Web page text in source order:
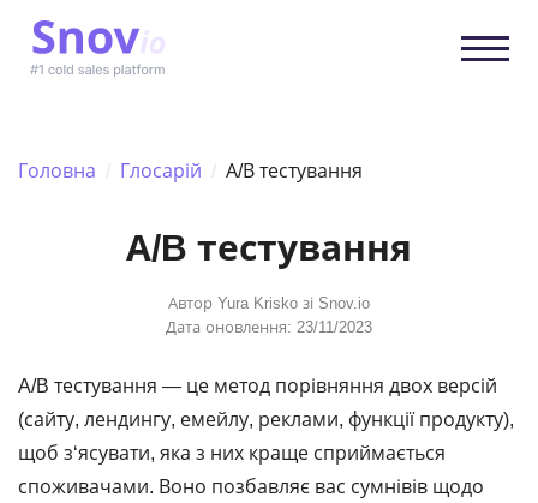
Головна / Глосарій / А/В тестування
А/B тестування
Автор Yura Krisko зі Snov.io
Дата оновлення: 23/11/2023
A/B тестування — це метод порівняння двох версій
(сайту, лендингу, емейлу, реклами, функції продукту),
щоб з‘ясувати, яка з них краще сприймається
споживачами. Воно позбавляє вас сумнівів щодо